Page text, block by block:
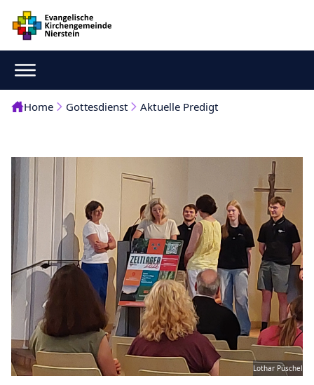
Home Gottesdienst Aktuelle Predigt
Lothar Püschel